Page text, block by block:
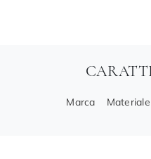
Marca Materiale